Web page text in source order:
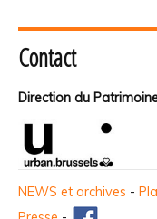
Contact
Direction du
NEWS et archives -